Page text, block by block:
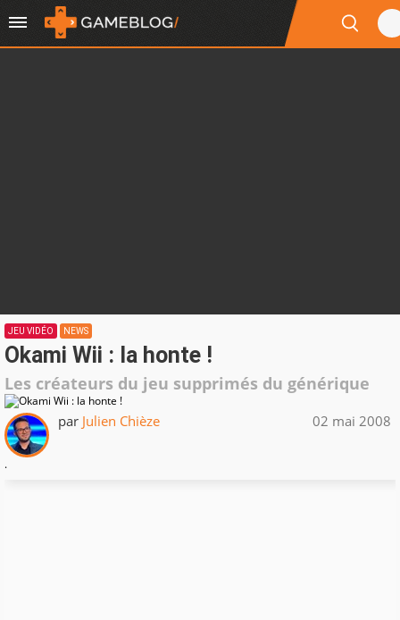
JEU VIDÉO NEWS
Okami Wii : la honte !
Les créateurs du jeu supprimés du générique
par Julien Chièze 02 mai 2008
.